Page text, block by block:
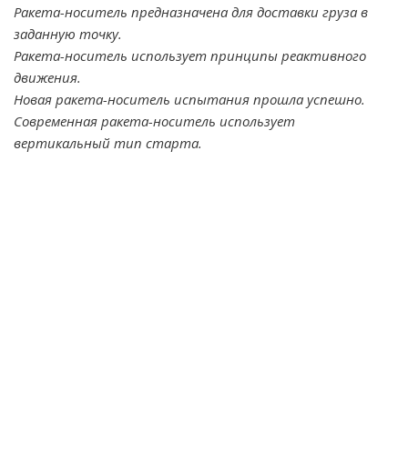
Ракета-носитель предназначена для доставки груза в
заданную точку.
Ракета-носитель использует принципы реактивного
движения.
Новая ракета-носитель испытания прошла успешно.
Современная ракета-носитель использует
вертикальный тип старта.